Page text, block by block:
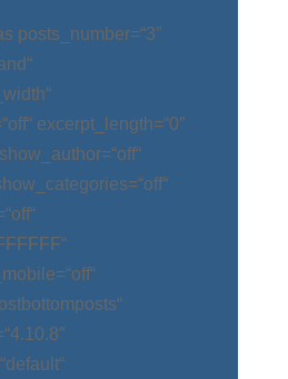
posts_number=“3″
excerpt_length=“0″